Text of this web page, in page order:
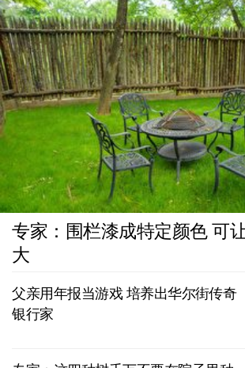
专家：围栏漆成特定颜色 可
大
父亲用年报当游戏 培养出华尔街传奇
银行家